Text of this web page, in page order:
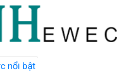
nổi bật